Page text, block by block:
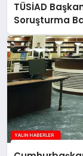
TÜSİAD
Soruşturma